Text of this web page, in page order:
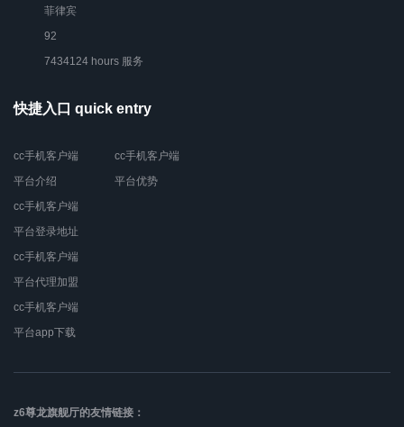
菲律宾
92
7434124 hours 服务
快捷入口 quick entry
cc手机客户端
平台介绍
cc手机客户端
平台登录地址
cc手机客户端
平台代理加盟
cc手机客户端
平台app下载
cc手机客户端
平台优势
z6尊龙旗舰厅的友情链接：